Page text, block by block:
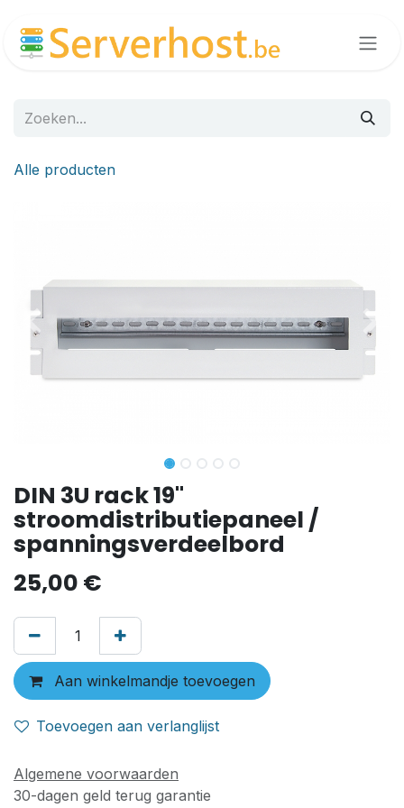
Alle producten
DIN 3U rack 19"
stroomdistributiepaneel /
spanningsverdeelbord
25,00 €
Aan winkelmandje toevoegen
Toevoegen aan verlanglijst
Algemene voorwaarden
30-dagen geld terug garantie